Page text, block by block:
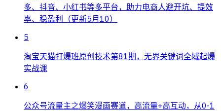
多、抖音、小红书等多平台，助力电商人避开坑、提效
率、稳盈利（更新5月10）
5
淘宝天猫打爆班原创技术第81期，无界关键词全域起爆
实战课
6
公众号流量主之爆笑漫画赛道，高流量+高互动，从0-1